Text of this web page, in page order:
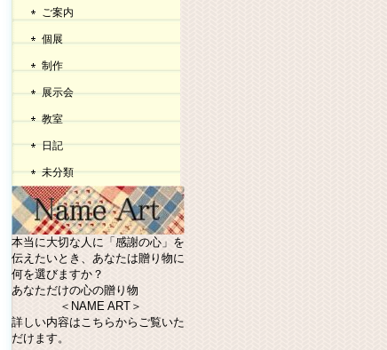
ご案内
個展
制作
展示会
教室
日記
未分類
本当に大切な人に「感謝の心」を
伝えたいとき、あなたは贈り物に
何を選びますか？
あなただけの心の贈り物
＜NAME ART＞
詳しい内容はこちらからご覧いた
だけます。